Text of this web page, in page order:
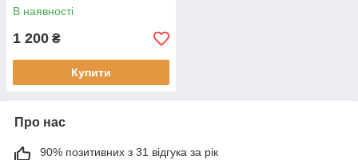
В наявності
1 200 ₴
Купити
Про нас
90% позитивних з 31 відгука за рік